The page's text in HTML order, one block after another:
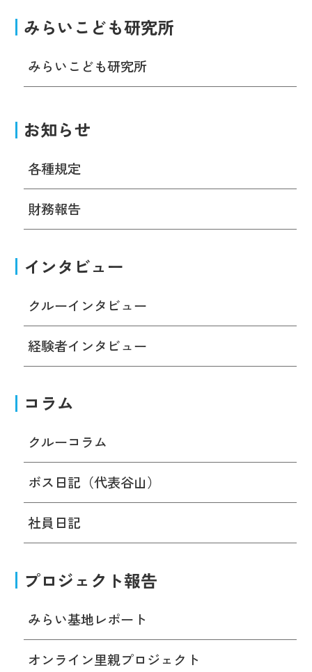
みらいこども研究所
みらいこども研究所
お知らせ
各種規定
財務報告
インタビュー
クルーインタビュー
経験者インタビュー
コラム
クルーコラム
ボス日記（代表谷山）
社員日記
プロジェクト報告
みらい基地レポート
オンライン里親プロジェクト